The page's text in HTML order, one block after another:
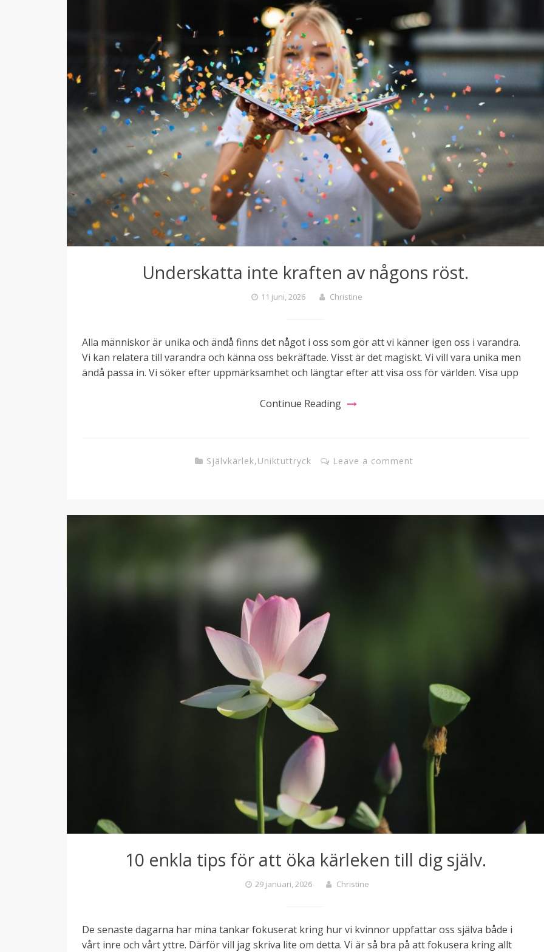
Underskatta inte kraften av någons röst.
11 juni, 2026 Christine
Alla människor är unika och ändå finns det något i oss som gör att vi känner igen oss i varandra.
Vi kan relatera till varandra och känna oss bekräftade. Visst är det magiskt. Vi vill vara unika men
ändå passa in. Vi söker efter uppmärksamhet och längtar efter att visa oss för världen. Visa upp
Continue Reading
Självkärlek,Uniktuttryck Leave a comment
10 enkla tips för att öka kärleken till dig själv.
29 januari, 2026 Christine
De senaste dagarna har mina tankar fokuserat kring hur vi kvinnor uppfattar oss själva både i
vårt inre och vårt yttre. Därför vill jag skriva lite om detta. Vi är så bra på att fokusera kring allt